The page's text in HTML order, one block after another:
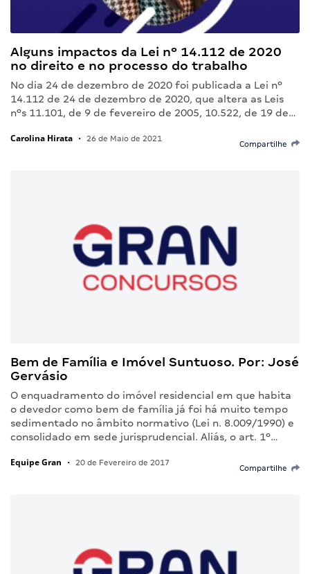
Alguns impactos da Lei nº 14.112 de 2020
no direito e no processo do trabalho
No dia 24 de dezembro de 2020 foi publicada a Lei nº
14.112 de 24 de dezembro de 2020, que altera as Leis
nºs 11.101, de 9 de fevereiro de 2005, 10.522, de 19 de…
Carolina Hirata • 26 de Maio de 2021
Compartilhe
Bem de Família e Imóvel Suntuoso. Por: José
Gervásio
O enquadramento do imóvel residencial em que habita
o devedor como bem de família já foi há muito tempo
sedimentado no âmbito normativo (Lei n. 8.009/1990) e
consolidado em sede jurisprudencial. Aliás, o art. 1º…
Equipe Gran • 20 de Fevereiro de 2017
Compartilhe